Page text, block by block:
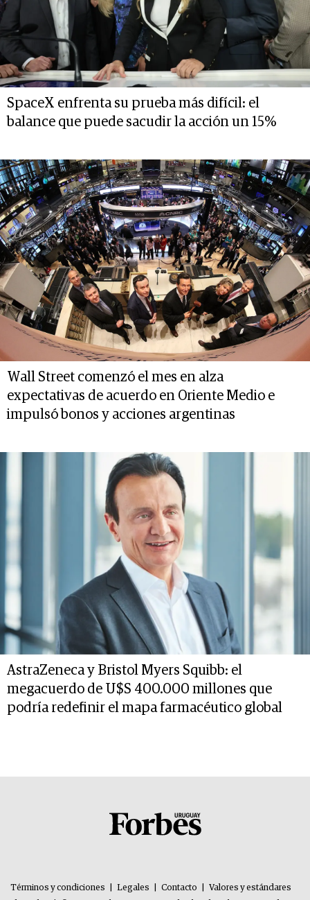
SpaceX enfrenta su prueba más difícil: el
balance que puede sacudir la acción un 15%
Wall Street comenzó el mes en alza
expectativas de acuerdo en Oriente Medio e
impulsó bonos y acciones argentinas
AstraZeneca y Bristol Myers Squibb: el
megacuerdo de U$S 400.000 millones que
podría redefinir el mapa farmacéutico global
Términos y condiciones Legales Contacto
Valores y estándares